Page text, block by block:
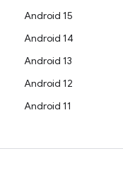
Android 15
Android 14
Android 13
Android 12
Android 11